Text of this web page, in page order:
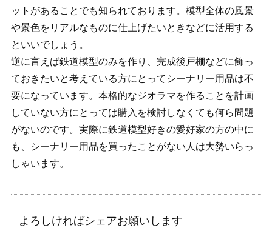
ットがあることでも知られております。模型全体の風景
や景色をリアルなものに仕上げたいときなどに活用する
といいでしょう。
逆に言えば鉄道模型のみを作り、完成後戸棚などに飾っ
ておきたいと考えている方にとってシーナリー用品は不
要になっています。本格的なジオラマを作ることを計画
していない方にとっては購入を検討しなくても何ら問題
がないのです。実際に鉄道模型好きの愛好家の方の中に
も、シーナリー用品を買ったことがない人は大勢いらっ
しゃいます。
よろしければシェアお願いします